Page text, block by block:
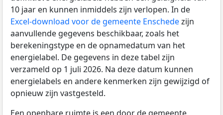
10 jaar en kunnen inmiddels zijn verlopen. In de
Excel-download voor de gemeente Enschedezijn
aanvullende gegevens beschikbaar, zoals het
berekeningstype en de opnamedatum van het
energielabel. De gegevens in deze tabel zijn
verzameld op 1 juli 2026. Na deze datum kunnen
energielabels en andere kenmerken zijn gewijzigd of
opnieuw zijn vastgesteld.